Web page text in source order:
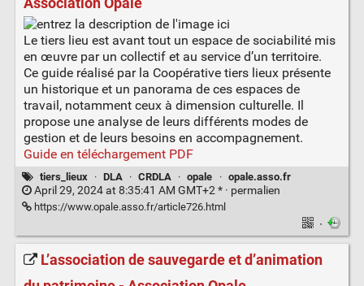
Le tiers lieu est avant tout un espace de sociabilité mis
en œuvre par un collectif et au service d’un territoire.
Ce guide réalisé par la Coopérative tiers lieux présente
un historique et un panorama de ces espaces de
travail, notamment ceux à dimension culturelle. Il
propose une analyse de leurs différents modes de
gestion et de leurs besoins en accompagnement.
Guide en téléchargement PDF
tiers_lieux · DLA · CRDLA · opale · opale.asso.fr
April 29, 2024 at 8:35:41 AM GMT+2 * · permalien
https://www.opale.asso.fr/article726.html
·
L’association de sauvegarde et d’animation